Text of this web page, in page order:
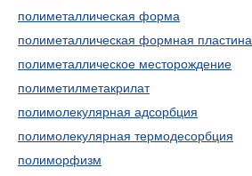
полиметаллическая форма
полиметаллическая формная пластина
полиметаллическое месторождение
полиметилметакрилат
полимолекулярная адсорбция
полимолекулярная термодесорбция
полиморфизм